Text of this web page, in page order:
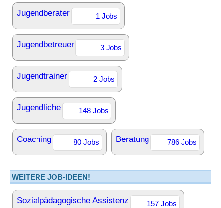
Jugendberater 1 Jobs
Jugendbetreuer 3 Jobs
Jugendtrainer 2 Jobs
Jugendliche 148 Jobs
Coaching 80 Jobs Beratung 786 Jobs
WEITERE JOB-IDEEN!
Sozialpädagogische Assistenz 157 Jobs